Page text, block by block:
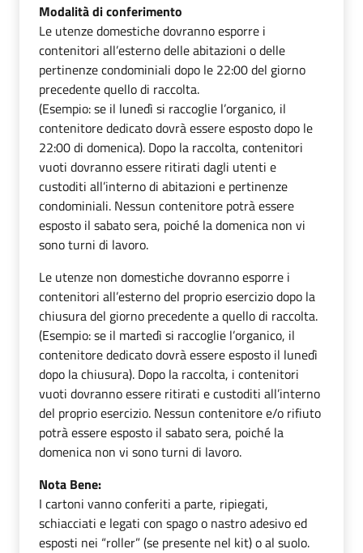
Modalità di conferimento
Le utenze domestiche dovranno esporre i
contenitori all’esterno delle abitazioni o delle
pertinenze condominiali dopo le 22:00 del giorno
precedente quello di raccolta.
(Esempio: se il lunedì si raccoglie l’organico, il
contenitore dedicato dovrà essere esposto dopo le
22:00 di domenica). Dopo la raccolta, contenitori
vuoti dovranno essere ritirati dagli utenti e
custoditi all’interno di abitazioni e pertinenze
condominiali. Nessun contenitore potrà essere
esposto il sabato sera, poiché la domenica non vi
sono turni di lavoro.
Le utenze non domestiche dovranno esporre i
contenitori all’esterno del proprio esercizio dopo la
chiusura del giorno precedente a quello di raccolta.
(Esempio: se il martedì si raccoglie l’organico, il
contenitore dedicato dovrà essere esposto il lunedì
dopo la chiusura). Dopo la raccolta, i contenitori
vuoti dovranno essere ritirati e custoditi all’interno
del proprio esercizio. Nessun contenitore e/o rifiuto
potrà essere esposto il sabato sera, poiché la
domenica non vi sono turni di lavoro.
Nota Bene:
I cartoni vanno conferiti a parte, ripiegati,
schiacciati e legati con spago o nastro adesivo ed
esposti nei “roller” (se presente nel kit) o al suolo.